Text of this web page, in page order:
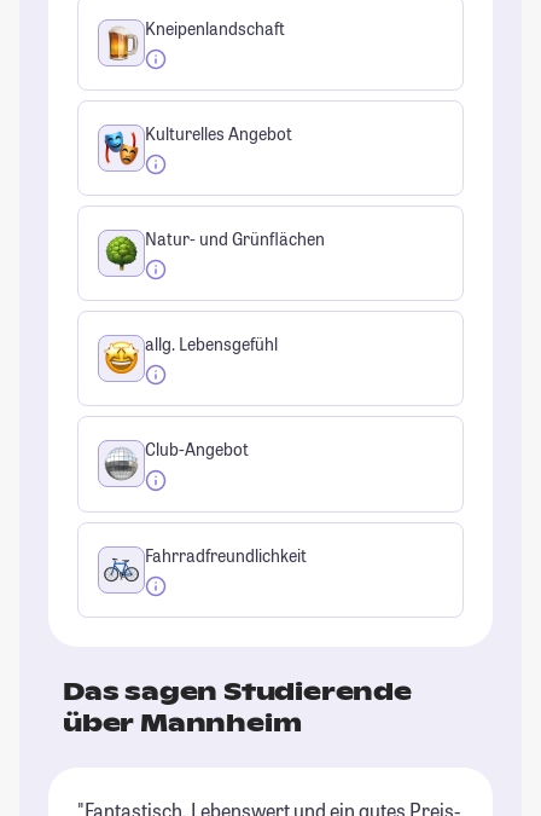
Kneipenlandschaft
Kulturelles Angebot
Natur- und Grünflächen
allg. Lebensgefühl
Club-Angebot
Fahrradfreundlichkeit
Das sagen Studierende
über Mannheim
"Fantastisch. Lebenswert und ein gutes Preis-